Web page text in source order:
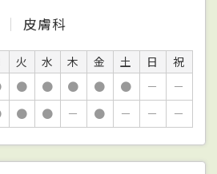
皮膚科
火 水 木 金 土 日
祝
● ● ● ● ● －
－
● ● － ● － － －